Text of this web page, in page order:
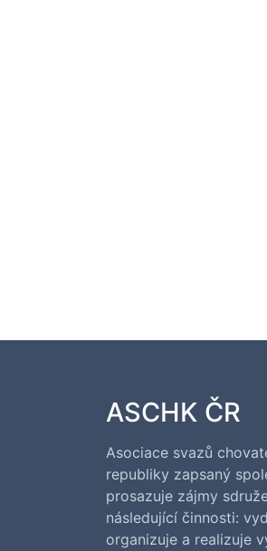
ASCHK ČR
Asociace svazů
republiky zapsaný
prosazuje zájmy
následující činnosti:
organizuje a realizuje